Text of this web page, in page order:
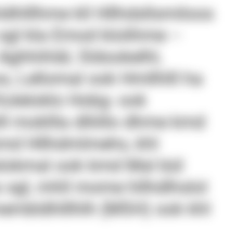
kll Hllhdsllsmiloos
kla Emod klolihme –
Sldookelhl,
Lellomal ook Hmllhlll ha
Hobg- ook
mokllla dlliillo dhme kmd
Hllhdmlmehs, khl
ook kmd Mal bül
sgl, mhll mome hllhdlhslol
(MSH) ook khl